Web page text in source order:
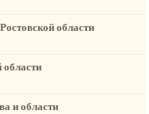
области
области
и области